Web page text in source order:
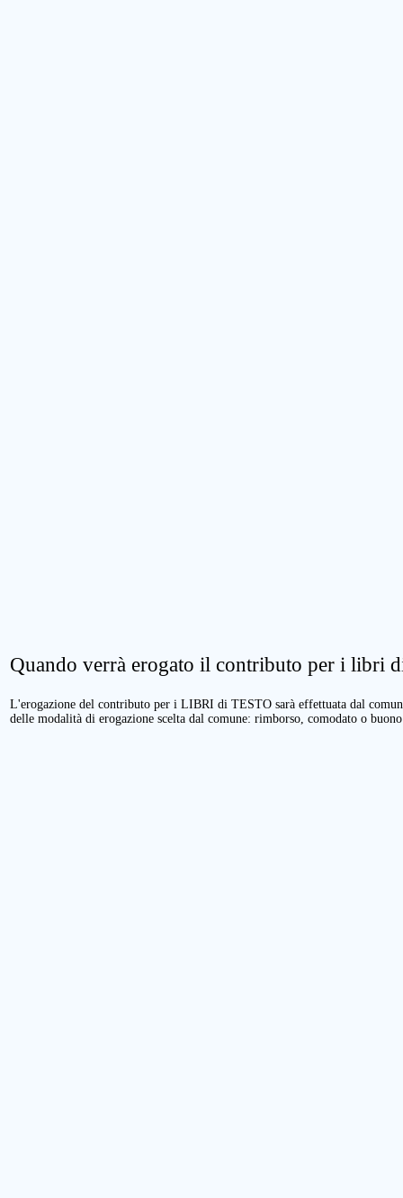
Quando verrà erogato il contributo per i libri
L'erogazione del contributo per i LIBRI di TESTO sarà effettuata dal
delle modalità di erogazione scelta dal comune: rimborso, comodato o